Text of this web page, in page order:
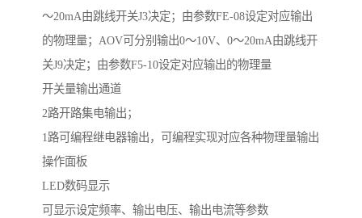
～20mA由跳线开关J3决定；由参数FE-08设定对应输出
的物理量；AOV可分别输出0～10V、0～20mA由跳线开
关J9决定；由参数F5-10设定对应输出的物理量
开关量输出通道
2路开路集电输出；
1路可编程继电器输出，可编程实现对应各种物理量输出
操作面板
LED数码显示
可显示设定频率、输出电压、输出电流等参数